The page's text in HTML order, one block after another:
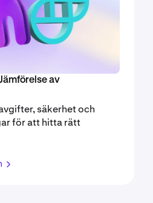
av
säkerhet och
för att hitta rätt